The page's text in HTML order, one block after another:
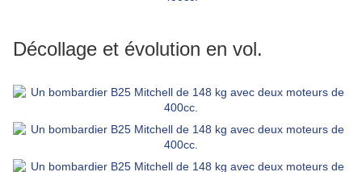
Décollage et évolution en vol.